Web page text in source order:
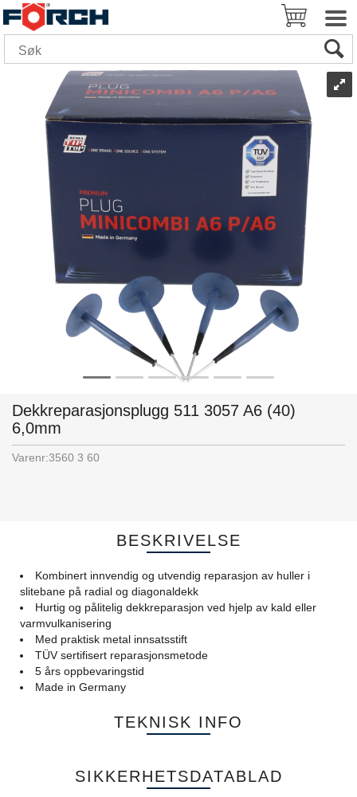
Dekkreparasjonsplugg 511 3057 A6 (40)
6,0mm
Varenr:3560 3 60
BESKRIVELSE
Kombinert innvendig og utvendig reparasjon av huller i
slitebane på radial og diagonaldekk
Hurtig og pålitelig dekkreparasjon ved hjelp av kald eller
varmvulkanisering
Med praktisk metal innsatsstift
TÜV sertifisert reparasjonsmetode
5 års oppbevaringstid
Made in Germany
TEKNISK INFO
SIKKERHETSDATABLAD